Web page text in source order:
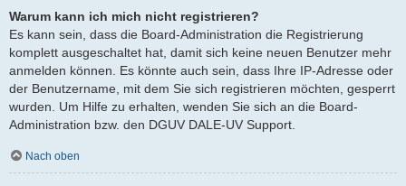
Warum kann ich mich nicht registrieren?
Es kann sein, dass die Board-Administration die Registrierung
komplett ausgeschaltet hat, damit sich keine neuen Benutzer mehr
anmelden können. Es könnte auch sein, dass Ihre IP-Adresse oder
der Benutzername, mit dem Sie sich registrieren möchten, gesperrt
wurden. Um Hilfe zu erhalten, wenden Sie sich an die Board-
Administration bzw. den DGUV DALE-UV Support.
Nach oben